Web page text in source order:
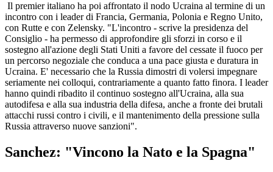
Il premier italiano ha poi affrontato il nodo Ucraina al termine di un
incontro con i leader di Francia, Germania, Polonia e Regno Unito,
con Rutte e con Zelensky. "L'incontro - scrive la presidenza del
Consiglio - ha permesso di approfondire gli sforzi in corso e il
sostegno all'azione degli Stati Uniti a favore del cessate il fuoco per
un percorso negoziale che conduca a una pace giusta e duratura in
Ucraina. E' necessario che la Russia dimostri di volersi impegnare
seriamente nei colloqui, contrariamente a quanto fatto finora. I leader
hanno quindi ribadito il continuo sostegno all'Ucraina, alla sua
autodifesa e alla sua industria della difesa, anche a fronte dei brutali
attacchi russi contro i civili, e il mantenimento della pressione sulla
Russia attraverso nuove sanzioni".
Sanchez: "Vincono la Nato e la Spagna"